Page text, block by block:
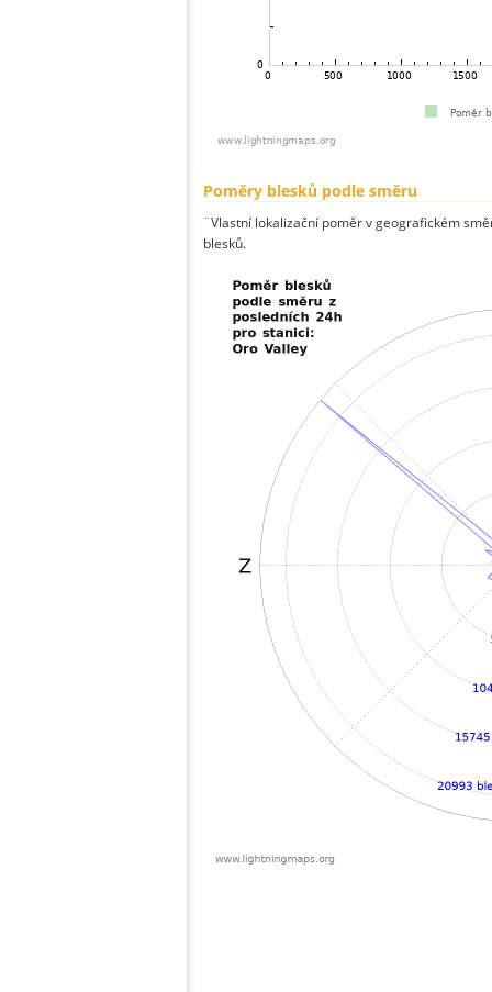
Poměry blesků podle směru
¨Vlastní lokalizační poměr v geografickém
blesků.